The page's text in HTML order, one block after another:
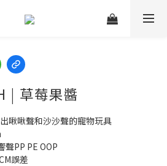
| 草莓果醬
啾啾聲和沙沙聲的寵物玩具
PP PE OOP
誤差